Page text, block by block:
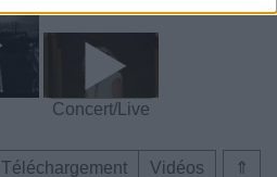
Concert/Live
⇑
Téléchargement
Vidéos